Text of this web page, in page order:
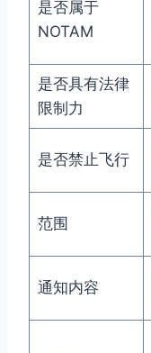
是否属于
NOTAM
是否具有法律
限制力
是否禁止飞行
范围
通知内容